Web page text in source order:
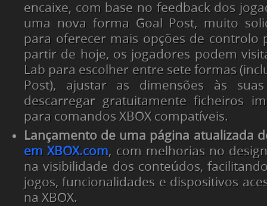
encaixe, com base no feedback dos
uma nova forma Goal Post, muito
para oferecer mais opções de controlo
partir de hoje, os jogadores podem
Lab para escolher entre sete formas
Post), ajustar as dimensões às
descarregar gratuitamente ficheiros
para comandos XBOX compatíveis.
Lançamento de uma página atualizada
em XBOX.com, com melhorias no
na visibilidade dos conteúdos,
jogos, funcionalidades e dispositivos
na XBOX.